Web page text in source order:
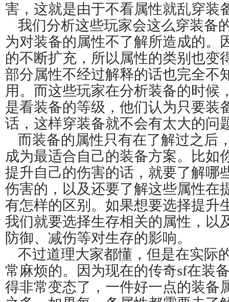
害，这就是由于不看属性就乱穿装
我们分析这些玩家会这么穿装备
为对装备的属性不了解所造成的。
的不断扩充，所以属性的类别也变
部分属性不经过解释的话也完全不
用。而这些玩家在分析装备的时候
是看装备的等级，他们认为只要装
话，这样穿装备就不会有太大的问
而装备的属性只有在了解过之后
成为最适合自己的装备方案。比如
提升自己的伤害的话，就要了解哪
伤害的，以及还要了解这些属性在
有怎样的区别。如果想要选择提升
我们就要选择生存相关的属性，以
防御、减伤等对生存的影响。
不过道理大家都懂，但是在实际
常麻烦的。因为现在的传奇sf在装
得非常变态了，一件好一点的装备